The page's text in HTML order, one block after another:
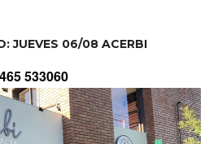
JUEVES 06/08 ACERBI
533060